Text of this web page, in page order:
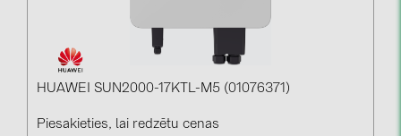
HUAWEI SUN2000-17KTL-M5 (01076371)
Piesakieties, lai redzētu cenas